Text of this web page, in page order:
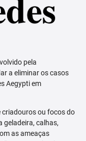
pela
a eliminar os casos
Aegypti em
criadouros ou focos do
geladeira, calhas,
as ameaças